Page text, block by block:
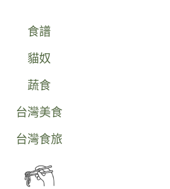
食譜
貓奴
蔬食
台灣美食
台灣食旅